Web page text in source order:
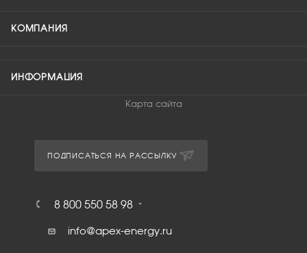
КОМПАНИЯ
ИНФОРМАЦИЯ
Карта сайта
ПОДПИСАТЬСЯ НА РАССЫЛКУ
8 800 550 58 98
info@apex-energy.ru